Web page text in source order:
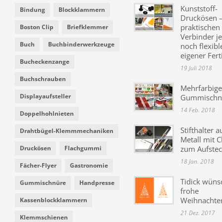
Bindung Blockklammern
Boston Clip Briefklemmer
Buch Buchbinderwerkzeuge
Bucheckenzange
Buchschrauben
Displayaufsteller
Doppelhohlnieten
Drahtbügel-Klemmmechaniken
Druckösen Flachgummi
Fächer-Flyer Gastronomie
Gummischnüre Handpresse
Kassenblockklammern
Klemmschienen
Kunststoff-
Druckösen
praktischen
Verbinder
noch
eigener
19 Juli 2018
Mehrfarbige
14 Feb. 2018
Stifthalter
Metall mit
zum
18 Jan. 2018
Tidick
frohe
21 Dez. 2017